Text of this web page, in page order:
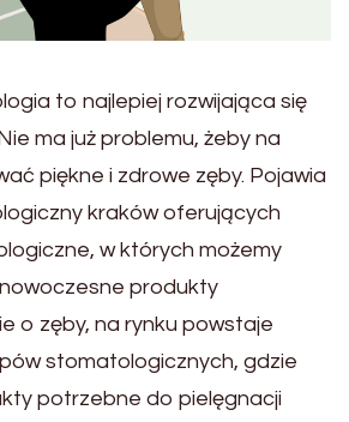
to najlepiej rozwijająca się
ma już problemu, żeby na
piękne i zdrowe zęby. Pojawia
kraków oferujących
w których możemy
produkty
o zęby, na rynku powstaje
stomatologicznych, gdzie
potrzebne do pielęgnacji